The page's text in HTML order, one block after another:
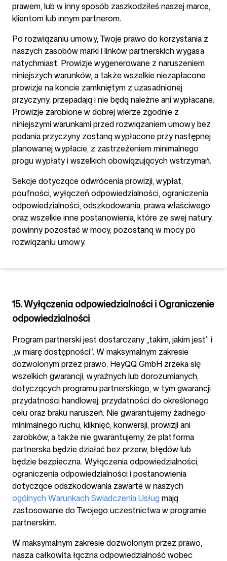
prawem, lub w inny sposób zaszkodziłeś naszej marce,
klientom lub innym partnerom.
Po rozwiązaniu umowy, Twoje prawo do korzystania z
naszych zasobów marki i linków partnerskich wygasa
natychmiast. Prowizje wygenerowane z naruszeniem
niniejszych warunków, a także wszelkie niezapłacone
prowizje na koncie zamkniętym z uzasadnionej
przyczyny, przepadają i nie będą należne ani wypłacane.
Prowizje zarobione w dobrej wierze zgodnie z
niniejszymi warunkami przed rozwiązaniem umowy bez
podania przyczyny zostaną wypłacone przy następnej
planowanej wypłacie, z zastrzeżeniem minimalnego
progu wypłaty i wszelkich obowiązujących wstrzymań.
Sekcje dotyczące odwrócenia prowizji, wypłat,
poufności, wyłączeń odpowiedzialności, ograniczenia
odpowiedzialności, odszkodowania, prawa właściwego
oraz wszelkie inne postanowienia, które ze swej natury
powinny pozostać w mocy, pozostaną w mocy po
rozwiązaniu umowy.
15. Wyłączenia odpowiedzialności i Ograniczenie
odpowiedzialności
Program partnerski jest dostarczany „takim, jakim jest” i
„w miarę dostępności”. W maksymalnym zakresie
dozwolonym przez prawo, HeyQQ GmbH zrzeka się
wszelkich gwarancji, wyraźnych lub dorozumianych,
dotyczących programu partnerskiego, w tym gwarancji
przydatności handlowej, przydatności do określonego
celu oraz braku naruszeń. Nie gwarantujemy żadnego
minimalnego ruchu, kliknięć, konwersji, prowizji ani
zarobków, a także nie gwarantujemy, że platforma
partnerska będzie działać bez przerw, błędów lub
będzie bezpieczna. Wyłączenia odpowiedzialności,
ograniczenia odpowiedzialności i postanowienia
dotyczące odszkodowania zawarte w naszych
ogólnych Warunkach Świadczenia Usługmają
zastosowanie do Twojego uczestnictwa w programie
partnerskim.
W maksymalnym zakresie dozwolonym przez prawo,
nasza całkowita łączna odpowiedzialność wobec